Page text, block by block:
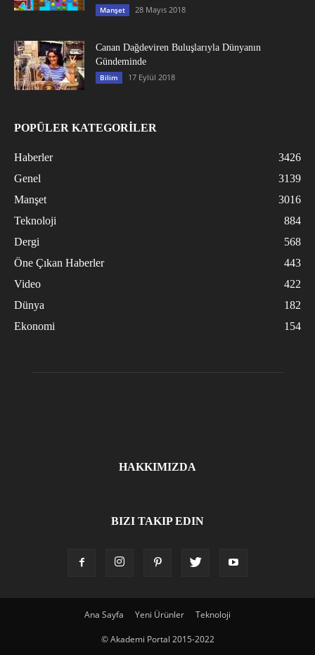
Manşet 28 Mayıs 2018
Canan Dağdeviren Buluşlarıyla Dünyanın
Gündeminde
Bilim 17 Eylül 2018
POPÜLER KATEGORİLER
Haberler
3426
Genel
3139
Manşet
3016
Teknoloji
884
Dergi
568
Öne Çıkan Haberler
443
Video
422
Dünya
182
Ekonomi
154
HAKKIMIZDA
BIZI TAKIP EDIN
Ana Sayfa Yeni Ürünler Teknoloji
© Akademi Portal 2015-2022